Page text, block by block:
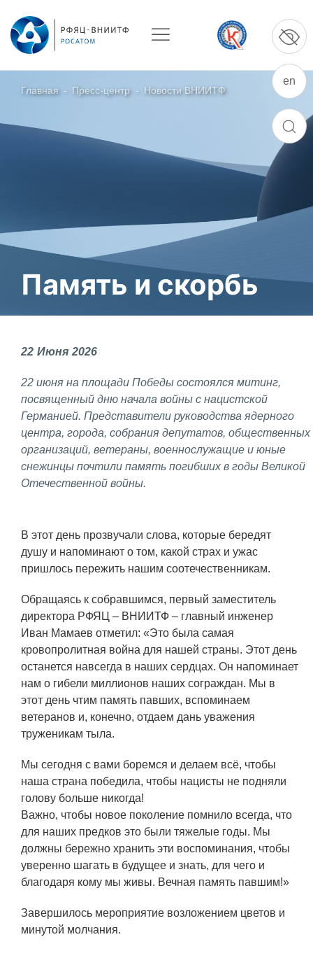
О ПРЕДПРИЯТИИ
О РФЯЦ – ВНИИТФ
История филиала ВНИИТФ – ВЭИ
НАУКА
Фундаментальные и прикладные
Газодинамические исследования
Экспериментальная база
Космическая защита Земли
Забабахинские научные чтения
Семинар «Радиационная физика
Аспирантура
Премии молодым ученым
Семинар «Моделирование технологий
ЯТЦ»
Препринты
Зимняя школа по физике высоких
плотностей энергий
Молодежная научно-техническая
конференция «Исследования.
Технологии. Развитие»
ПРОДУКЦИЯ И УСЛУГИ
ДПО и ПО (Дополнительное
профессиональное образование и
профессиональное обучение)
Каталог гражданской продукции
ПОИСК
Главная - Пресс-центр - Новости ВНИИТФ
Память и скорбь
22 Июня 2026
22 июня на площади Победы состоялся митинг,
посвященный дню начала войны с нацистской
Германией. Представители руководства ядерного
центра, города, собрания депутатов, общественных
организаций, ветераны, военнослужащие и юные
снежинцы почтили память погибших в годы Великой
Отечественной войны.
В этот день прозвучали слова, которые бередят
душу и напоминают о том, какой страх и ужас
пришлось пережить нашим соотечественникам.
Обращаясь к собравшимся, первый заместитель
директора РФЯЦ – ВНИИТФ – главный инженер
Иван Мамаев отметил: «Это была самая
кровопролитная война для нашей страны. Этот день
останется навсегда в наших сердцах. Он напоминает
нам о гибели миллионов наших сограждан. Мы в
этот день чтим память павших, вспоминаем
ветеранов и, конечно, отдаем дань уважения
труженикам тыла.
Мы сегодня с вами боремся и делаем всё, чтобы
наша страна победила, чтобы нацисты не подняли
голову больше никогда!
Важно, чтобы новое поколение помнило всегда, что
для наших предков это были тяжелые годы. Мы
должны бережно хранить эти воспоминания, чтобы
уверенно шагать в будущее и знать, для чего и
благодаря кому мы живы. Вечная память павшим!»
Завершилось мероприятие возложением цветов и
минутой молчания.
en